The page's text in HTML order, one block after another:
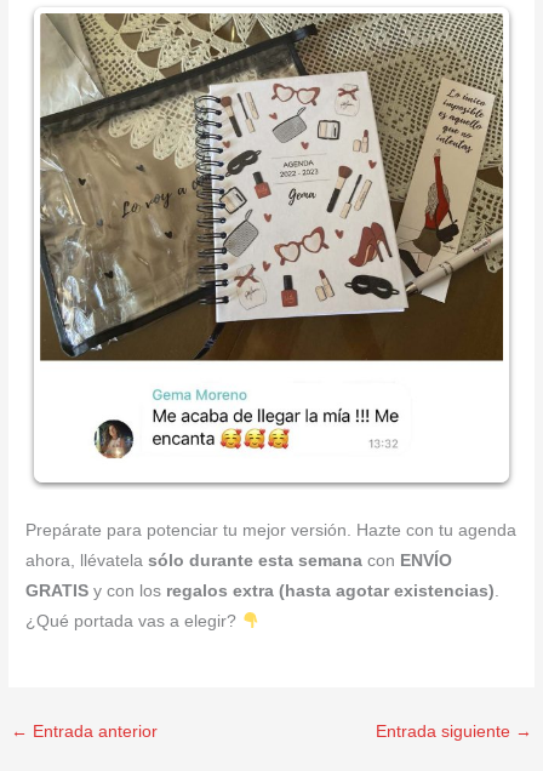
Prepárate para potenciar tu mejor versión. Hazte con tu agenda
ahora, llévatelasólo durante esta semana con ENVÍO
GRATIS y con los regalos extra (hasta agotar existencias).
¿Qué portada vas a elegir?
← Entrada anterior Entrada siguiente →